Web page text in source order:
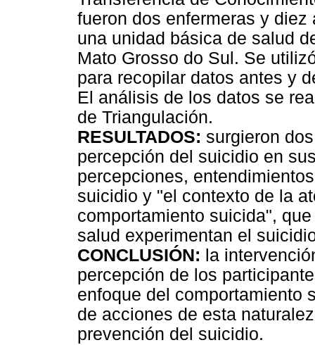
fueron dos enfermeras y
una unidad básica de salud
Mato Grosso do Sul. Se
para recopilar datos antes y
El análisis de los datos se
de Triangulación.
RESULTADOS: surgieron
percepción del suicidio en
percepciones,
suicidio y "el contexto de la
comportamiento suicida",
salud experimentan el
CONCLUSIÓN: la
percepción de los
enfoque del comportamiento
de acciones de esta
prevención del suicidio.